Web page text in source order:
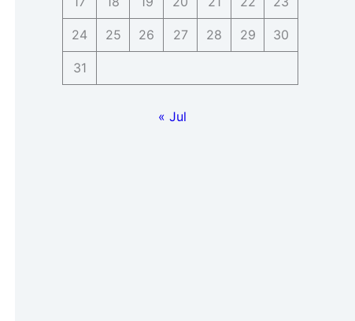
24 25 26 27 28 29 30
31
« Jul